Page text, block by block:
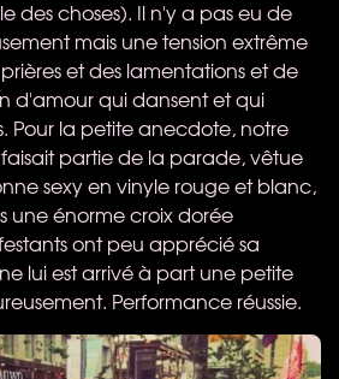
des choses). Il n'y a pas eu de
mais une tension extrême
et des lamentations et de
d'amour qui dansent et qui
Pour la petite anecdote, notre
faisait partie de la parade, vêtue
sexy en vinyle rouge et blanc,
une énorme croix dorée
ont peu apprécié sa
lui est arrivé à part une petite
Performance réussie.